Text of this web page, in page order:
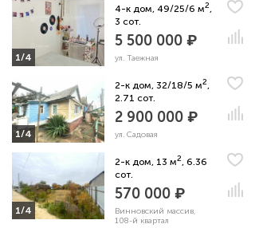
1/4
4-к дом, 49/25/6 м2,
3 сот.
5 500 000 ₽
ул. Таежная
1/4
2-к дом, 32/18/5 м2,
2.71 сот.
2 900 000 ₽
ул. Садовая
1/4
2-к дом, 13 м2, 6.36
сот.
570 000 ₽
Винновский массив,
108-й квартал